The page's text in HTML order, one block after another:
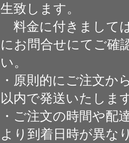
生致します。
料金に付きまして
にお問合せにてご確
い。
・原則的にご注文か
以内で発送いたしま
・ご注文の時間や配
より到着日時が異な